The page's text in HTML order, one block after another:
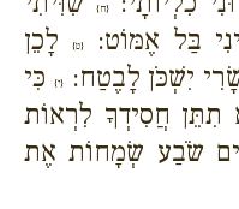
{ח}
בַּל אֶמּוֹט:
{ט}
לָכֵן
יִשְׁכֹּן לָבֶטַח:{י}
כִּי
חֲסִידְךָ לִרְאוֹת
שֹׂבַע שְׂמָחוֹת אֶת